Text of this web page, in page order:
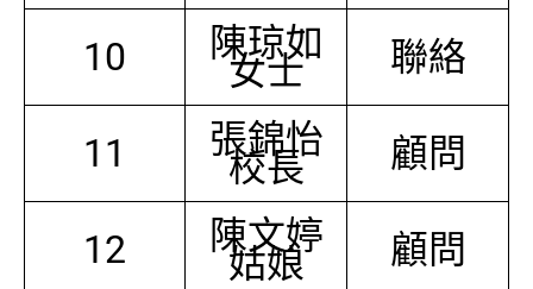
10 陳琼如
女士 聯絡
11 張錦怡
校長 顧問
12 陳文婷
姑娘 顧問